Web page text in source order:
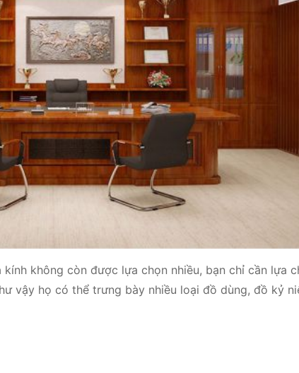
không còn được lựa chọn nhiều, bạn chỉ cần lựa
vậy họ có thể trưng bày nhiều loại đồ dùng, đồ kỷ